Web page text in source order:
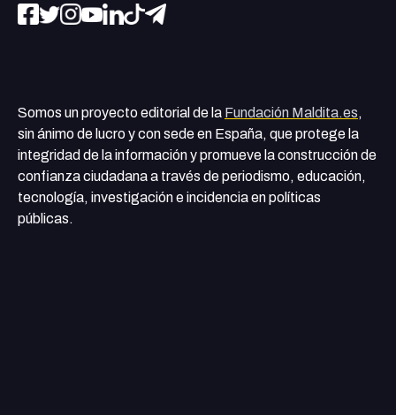
Somos un proyecto editorial de la Fundación Maldita.es,
sin ánimo de lucro y con sede en España, que protege la
integridad de la información y promueve la construcción de
confianza ciudadana a través de periodismo, educación,
tecnología, investigación e incidencia en políticas
públicas.